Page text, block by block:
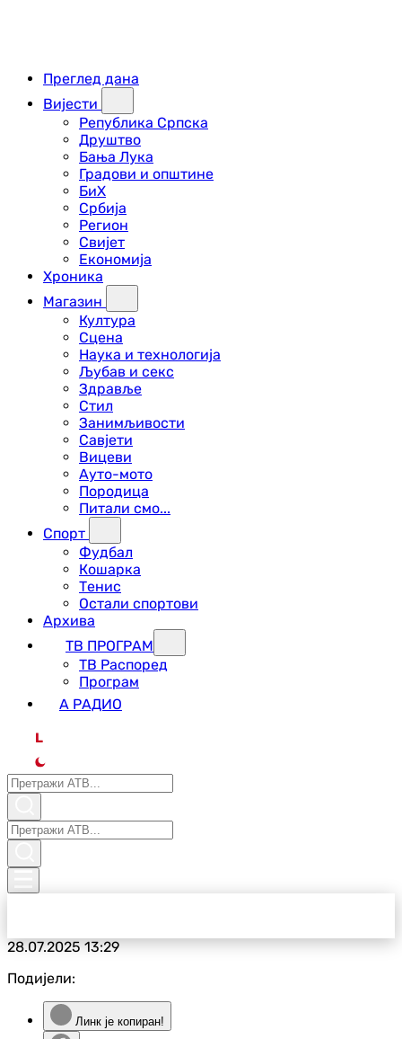
Преглед дана
Вијести
Република Српска
Друштво
Бања Лука
Градови и општине
БиХ
Србија
Регион
Свијет
Економија
Хроника
Магазин
Култура
Сцена
Наука и технологија
Љубав и секс
Здравље
Стил
Занимљивости
Савјети
Вицеви
Ауто-мото
Породица
Питали смо...
Спорт
Фудбал
Кошарка
Тенис
Остали спортови
Архива
ТВ ПРОГРАМ
ТВ Распоред
Програм
А РАДИО
L
28.07.202513:29
Подијели:
Линк је копиран!